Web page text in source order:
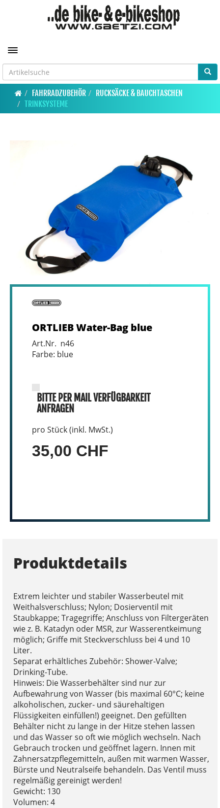
Toggle navigation
FAHRRADZUBEHÖR
RUCKSÄCKE & BAUCHTASCHEN
TRINKSYSTEME
ORTLIEB Water-Bag blue
Art.Nr. n46
Farbe: blue
BITTE PER MAIL VERFÜGBARKEIT
ANFRAGEN
pro Stück (inkl. MwSt.)
35,00 CHF
Produktdetails
Extrem leichter und stabiler Wasserbeutel mit
Weithalsverschluss; Nylon; Dosierventil mit
Staubkappe; Tragegriffe; Anschluss von Filtergeräten
wie z. B. Katadyn oder MSR, zur Wasserentkeimung
möglich; Griffe mit Steckverschluss bei 4 und 10
Liter.
Separat erhältliches Zubehör: Shower-Valve;
Drinking-Tube.
Hinweis: Die Wasserbehälter sind nur zur
Aufbewahrung von Wasser (bis maximal 60°C; keine
alkoholischen, zucker- und säurehaltigen
Flüssigkeiten einfüllen!) geeignet. Den gefüllten
Behälter nicht zu lange in der Hitze stehen lassen
und das Wasser so oft wie möglich wechseln. Nach
Gebrauch trocken und geöffnet lagern. Innen mit
Zahnersatzpflegemitteln, außen mit warmen Wasser,
Bürste und Neutralseife behandeln. Das Ventil muss
regelmäßig gereinigt werden!
Gewicht: 130
Volumen: 4